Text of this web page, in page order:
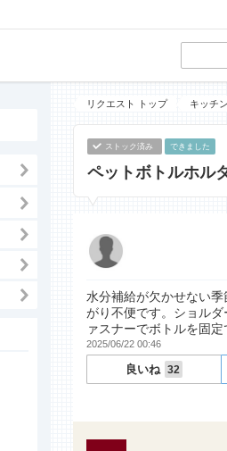
リクエスト トップ キッチ
ストック済み できました
ペットボトルホル
水分補給が欠かせない
がり不便です。ショル
ァスナーでボトルを固
2025/06/22 00:46
良いね 32